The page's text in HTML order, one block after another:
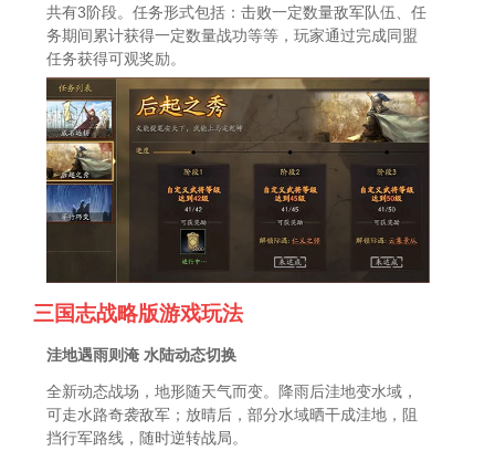
共有3阶段。任务形式包括：击败一定数量敌军队伍、任
务期间累计获得一定数量战功等等，玩家通过完成同盟
任务获得可观奖励。
三国志战略版游戏玩法
洼地遇雨则淹 水陆动态切换
全新动态战场，地形随天气而变。降雨后洼地变水域，
可走水路奇袭敌军；放晴后，部分水域晒干成洼地，阻
挡行军路线，随时逆转战局。